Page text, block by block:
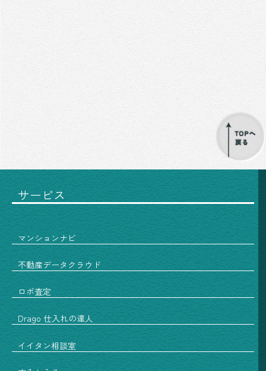
サービス
マンションナビ
不動産データクラウド
ロボ査定
Drago 仕入れの達人
イイタン相談室